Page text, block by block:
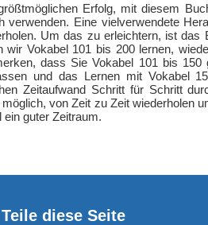
Erfolg, mit diesem
verwenden. Eine vielverwendete
Um das zu erleichtern, ist das
wir Vokabel 101 bis 200 lernen,
dass Sie Vokabel 101 bis
und das Lernen mit Vokabel
Zeitaufwand Schritt für Schritt
von Zeit zu Zeit wiederholen
ein guter Zeitraum.
Teile diese Seite